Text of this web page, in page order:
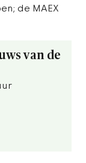
de MAEX
van de